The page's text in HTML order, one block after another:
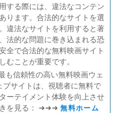
する際には、違法なコンテン
ります。合法的なサイトを選
違法なサイトを利用すると著
法的な問題に巻き込まれる恐
全で合法的な無料映画サイト
むことが重要です。
も信頼性の高い無料映画ウェ
サイトは、視聴者に無料で
ーテイメント体験を向上させ
きを見る： ➜➜➜無料ホーム